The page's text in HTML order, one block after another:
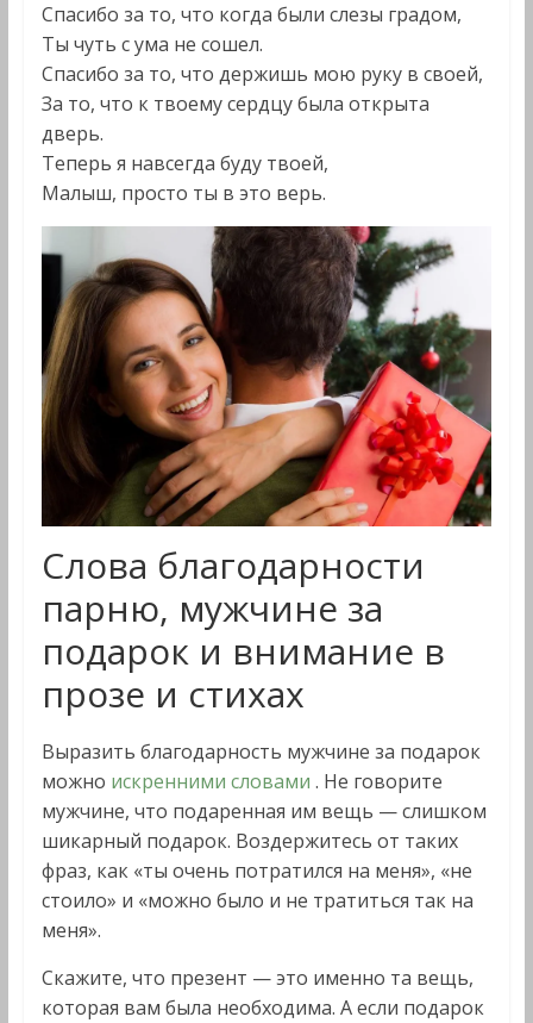
Спасибо за то, что когда были слезы градом,
Ты чуть с ума не сошел.
Спасибо за то, что держишь мою руку в своей,
За то, что к твоему сердцу была открыта
дверь.
Теперь я навсегда буду твоей,
Малыш, просто ты в это верь.
Слова благодарности
парню, мужчине за
подарок и внимание в
прозе и стихах
Выразить благодарность мужчине за подарок
можно искренними словами . Не говорите
мужчине, что подаренная им вещь — слишком
шикарный подарок. Воздержитесь от таких
фраз, как «ты очень потратился на меня», «не
стоило» и «можно было и не тратиться так на
меня».
Скажите, что презент — это именно та вещь,
которая вам была необходима. А если подарок